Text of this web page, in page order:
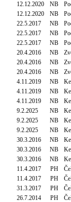
12.12.2020 NB
12.12.2020 NB
22.5.2017 NB
22.5.2017 NB
22.5.2017 NB
20.4.2016 NB
20.4.2016 NB
20.4.2016 NB
4.11.2019 NB
4.11.2019 NB
4.11.2019 NB
9.2.2025 NB
9.2.2025 NB
9.2.2025 NB
30.3.2016 NB
30.3.2016 NB
30.3.2016 NB
11.4.2017 PH
11.4.2017 PH
31.3.2017 PH
26.7.2014 PH